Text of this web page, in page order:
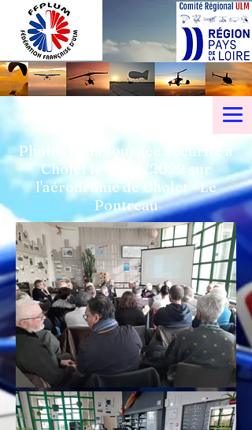
Photos de la Journée Sécurité à
Cholet le 26/11/2022 sur
l'aérodrome de Cholet - Le
Pontreau